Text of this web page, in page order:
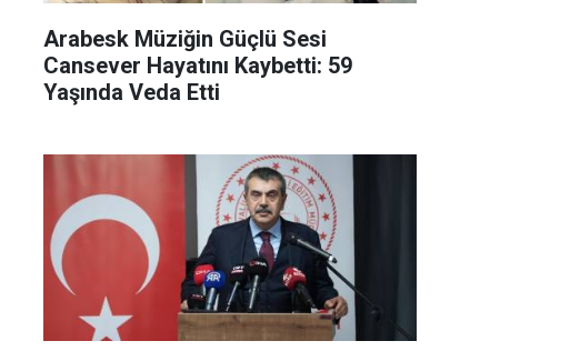
Arabesk Müziğin Güçlü Sesi
Cansever Hayatını Kaybetti: 59
Yaşında Veda Etti